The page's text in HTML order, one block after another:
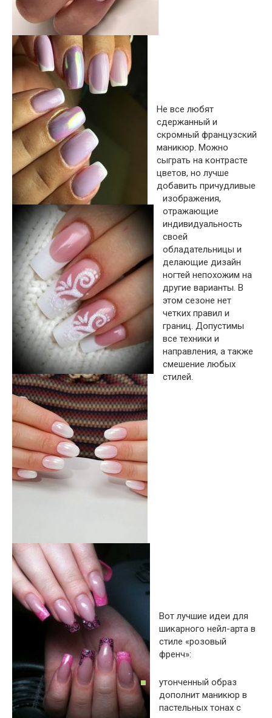
Не все любят
сдержанный и
скромный французский
маникюр. Можно
сыграть на контрасте
цветов, но лучше
добавить причудливые
изображения,
отражающие
индивидуальность
своей
обладательницы и
делающие дизайн
ногтей непохожим на
другие варианты. В
этом сезоне нет
четких правил и
границ. Допустимы
все техники и
направления, а также
смешение любых
стилей.
Вот лучшие идеи для
шикарного нейл-арта в
стиле «розовый
френч»:
утонченный образ
дополнит маникюр в
пастельных тонах с